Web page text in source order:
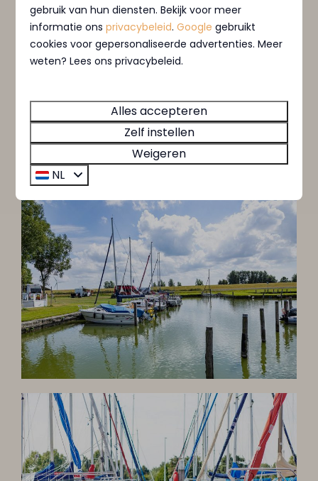
Gewenste verblijfsperiode
AankomstdatumOptioneel
VertrekdatumOptioneel
Aanvraag versturen
Beveiligd door reCaptcha,privacybeleiden
servicevoorwaarden
gebruik van hun diensten. Bekijk voor meer
informatie onsprivacybeleid.Google gebruikt
cookies voor gepersonaliseerde advertenties. Meer
weten? Lees ons privacybeleid.
Alles accepteren
Zelf instellen
Weigeren
NL